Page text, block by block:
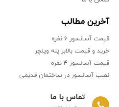
آخرین مطالب
قیمت آسانسور ۶ نفره
خرید و قیمت بالابر پله ویلچر
قیمت آسانسور ۴ نفره
نصب آسانسور در ساختمان‌ قدیمی
تماس با ما